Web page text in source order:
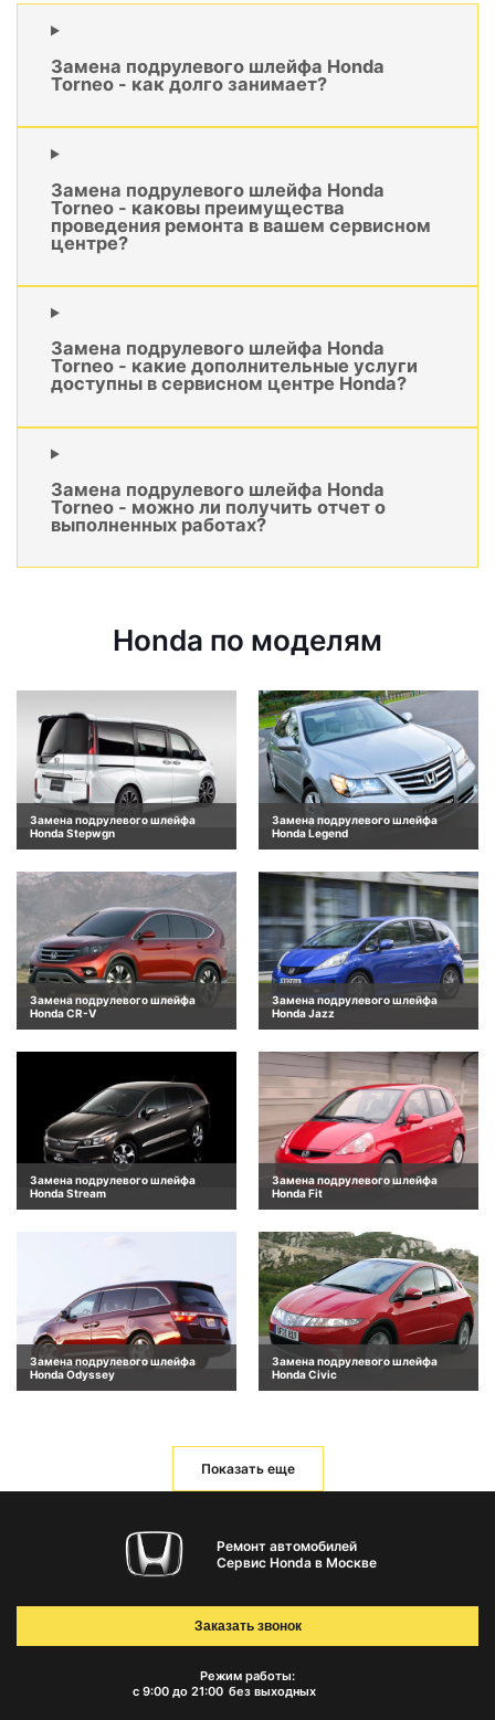
Замена подрулевого шлейфа Honda
Torneo - как долго занимает?
Замена подрулевого шлейфа Honda
Torneo - каковы преимущества
проведения ремонта в вашем сервисном
центре?
Замена подрулевого шлейфа Honda
Torneo - какие дополнительные услуги
доступны в сервисном центре Honda?
Замена подрулевого шлейфа Honda
Torneo - можно ли получить отчет о
выполненных работах?
Honda по моделям
Замена подрулевого шлейфа
Honda Stepwgn
Замена подрулевого шлейфа
Honda Legend
Замена подрулевого шлейфа
Honda CR-V
Замена подрулевого шлейфа
Honda Jazz
Замена подрулевого шлейфа
Honda Stream
Замена подрулевого шлейфа
Honda Fit
Замена подрулевого шлейфа
Honda Odyssey
Замена подрулевого шлейфа
Honda Civic
Показать еще
Ремонт автомобилей
Сервис Honda в Москве
Режим работы:
с 9:00 до 21:00 без выходных
Заказать звонок